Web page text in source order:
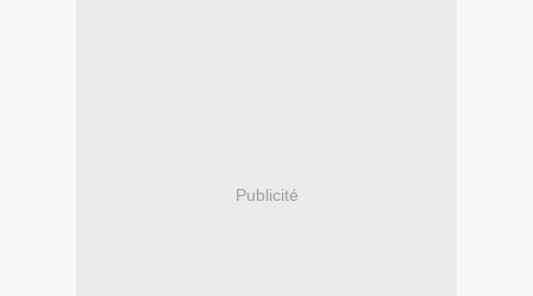
Publicité